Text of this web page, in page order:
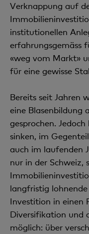
Verknappung auf
institutionellen
erfahrungsgemäss
«weg vom Markt»
für eine gewisse
Bereits seit Jahren
eine Blasenbildung
gesprochen.
sinken, im
auch im laufenden
nur in der Schweiz,
langfristig
Investition in einen
Diversifikation und
möglich: über